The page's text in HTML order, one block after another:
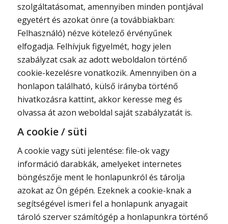
szolgáltatásomat, amennyiben minden pontjával
egyetért és azokat önre (a továbbiakban:
Felhasználó) nézve kötelező érvényűnek
elfogadja. Felhívjuk figyelmét, hogy jelen
szabályzat csak az adott weboldalon történő
cookie-kezelésre vonatkozik. Amennyiben ön a
honlapon található, külső irányba történő
hivatkozásra kattint, akkor keresse meg és
olvassa át azon weboldal saját szabályzatát is.
A cookie / süti
A cookie vagy süti jelentése: file-ok vagy
információ darabkák, amelyeket internetes
böngészője ment le honlapunkról és tárolja
azokat az Ön gépén. Ezeknek a cookie-knak a
segítségével ismeri fel a honlapunk anyagait
tároló szerver számítógép a honlapunkra történő